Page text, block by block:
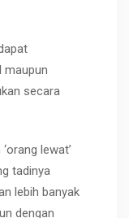
maupun
secara
lewat’
tadinya
lebih banyak
dengan